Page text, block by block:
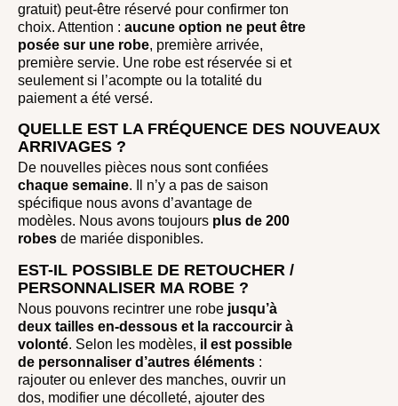
gratuit) peut-être réservé pour confirmer ton
choix. Attention : aucune option ne peut être
posée sur une robe, première arrivée,
première servie. Une robe est réservée si et
seulement si l’acompte ou la totalité du
paiement a été versé.
QUELLE EST LA FRÉQUENCE DES NOUVEAUX
ARRIVAGES ?
De nouvelles pièces nous sont confiées
chaque semaine. Il n’y a pas de saison
spécifique nous avons d’avantage de
modèles. Nous avons toujours plus de 200
robes de mariée disponibles.
EST-IL POSSIBLE DE RETOUCHER /
PERSONNALISER MA ROBE ?
Nous pouvons recintrer une robe jusqu’à
deux tailles en-dessous et la raccourcir à
volonté. Selon les modèles, il est possible
de personnaliser d’autres éléments :
rajouter ou enlever des manches, ouvrir un
dos, modifier une décolleté, ajouter des